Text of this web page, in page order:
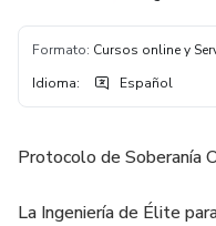
Formato: Cursos online y
Idioma: Español
Protocolo de Soberanía
La Ingeniería de Élite